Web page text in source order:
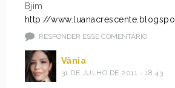
Bjim
http://
RESPONDER ESSE COMENTÁRIO
Vânia
31 DE JULHO DE 2011 - 18:43